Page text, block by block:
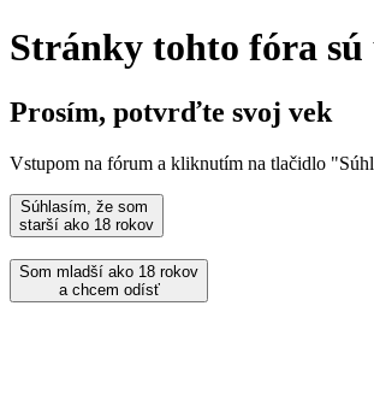
Stránky tohto fóra sú
Prosím, potvrďte svoj vek
Vstupom na fórum a kliknutím na tlačidlo
Súhlasím, že som
starší ako 18 rokov
Som mladší ako 18 rokov
a chcem odísť